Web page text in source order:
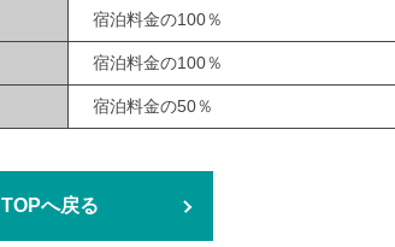
宿泊料金の100％
宿泊料金の100％
宿泊料金の50％
TOPへ戻る